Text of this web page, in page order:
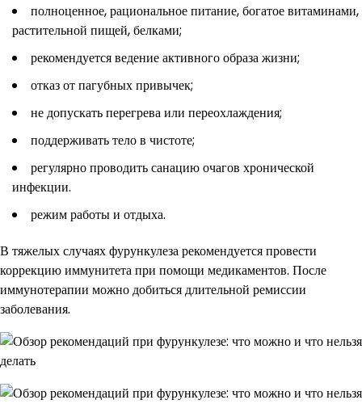
полноценное, рациональное питание, богатое витаминами,
растительной пищей, белками;
рекомендуется ведение активного образа жизни;
отказ от пагубных привычек;
не допускать перегрева или переохлаждения;
поддерживать тело в чистоте;
регулярно проводить санацию очагов хронической
инфекции.
режим работы и отдыха.
В тяжелых случаях фурункулеза рекомендуется провести
коррекцию иммунитета при помощи медикаментов. После
иммунотерапии можно добиться длительной ремиссии
заболевания.